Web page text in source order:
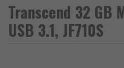
Transcend 32 GB
USB 3.1, JF710S